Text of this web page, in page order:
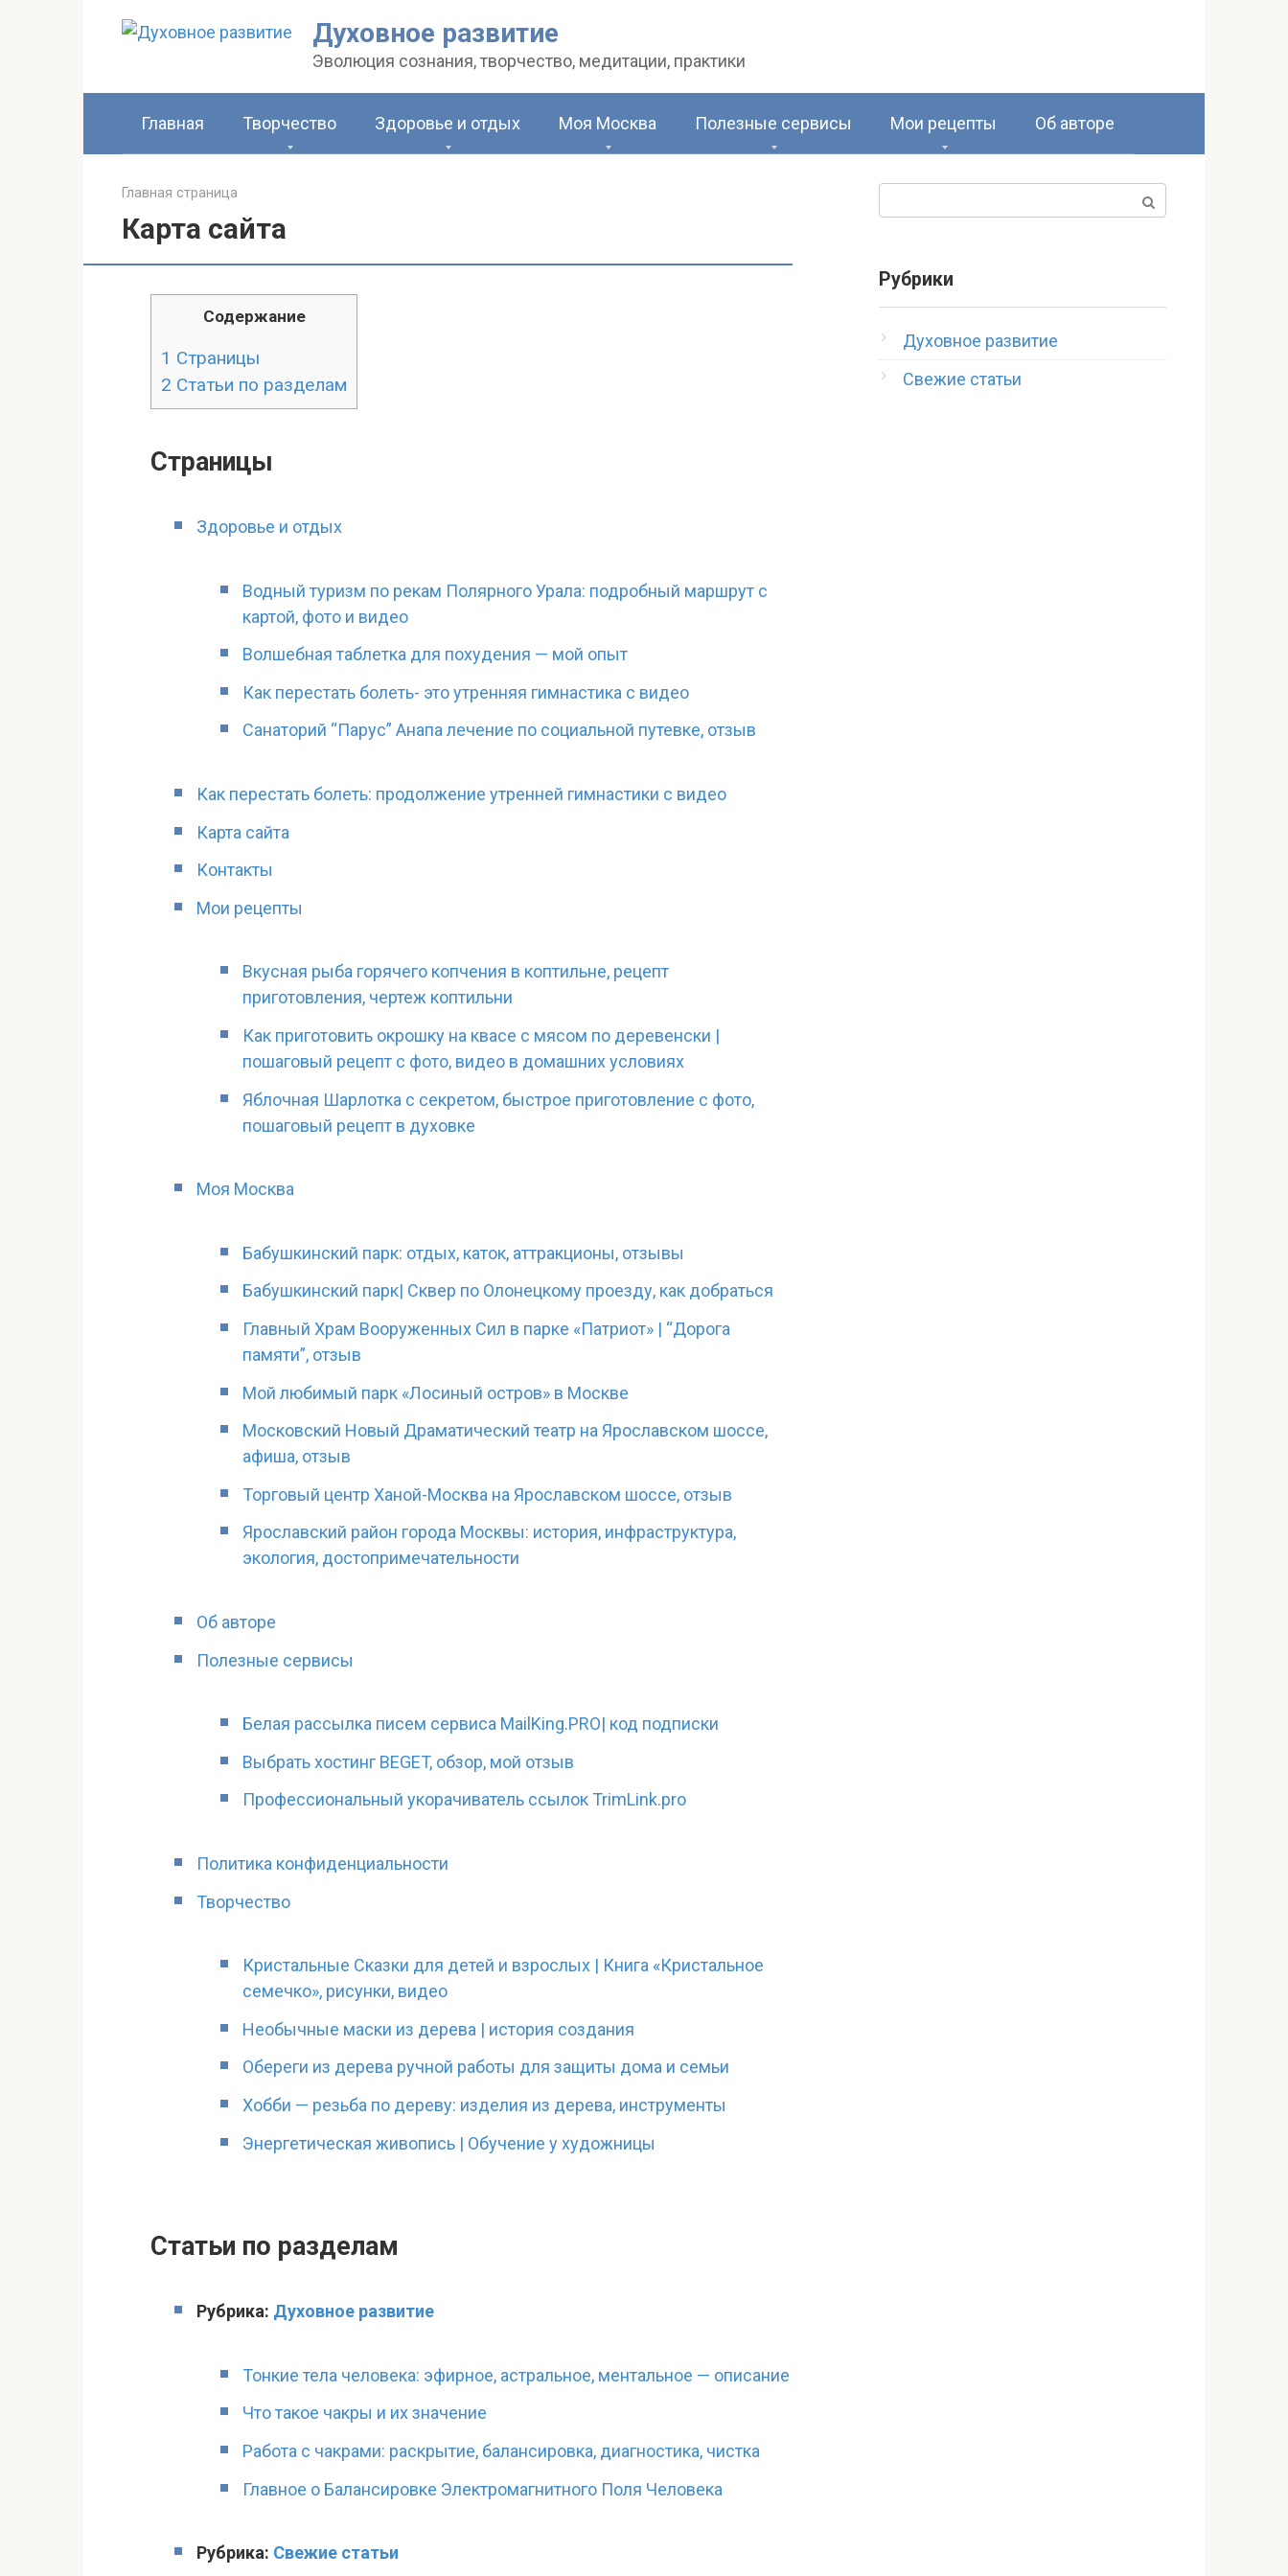
Духовное развитие
Эволюция сознания, творчество, медитации, практики
Главная Творчество Здоровье и отдых Моя Москва Полезные сервисы Мои рецепты Об авторе
Главная страница
Карта сайта
Содержание
1 Страницы
2 Статьи по разделам
Страницы
Здоровье и отдых
Водный туризм по рекам Полярного Урала: подробный маршрут с
картой, фото и видео
Волшебная таблетка для похудения — мой опыт
Как перестать болеть- это утренняя гимнастика с видео
Санаторий “Парус” Анапа лечение по социальной путевке, отзыв
Как перестать болеть: продолжение утренней гимнастики с видео
Карта сайта
Контакты
Мои рецепты
Вкусная рыба горячего копчения в коптильне, рецепт
приготовления, чертеж коптильни
Как приготовить окрошку на квасе с мясом по деревенски |
пошаговый рецепт с фото, видео в домашних условиях
Яблочная Шарлотка с секретом, быстрое приготовление с фото,
пошаговый рецепт в духовке
Моя Москва
Бабушкинский парк: отдых, каток, аттракционы, отзывы
Бабушкинский парк| Сквер по Олонецкому проезду, как добраться
Главный Храм Вооруженных Сил в парке «Патриот» | “Дорога
памяти”, отзыв
Мой любимый парк «Лосиный остров» в Москве
Московский Новый Драматический театр на Ярославском шоссе,
афиша, отзыв
Торговый центр Ханой-Москва на Ярославском шоссе, отзыв
Ярославский район города Москвы: история, инфраструктура,
экология, достопримечательности
Об авторе
Полезные сервисы
Белая рассылка писем сервиса MailKing.PRO| код подписки
Выбрать хостинг BEGET, обзор, мой отзыв
Профессиональный укорачиватель ссылок TrimLink.pro
Политика конфиденциальности
Творчество
Кристальные Сказки для детей и взрослых | Книга «Кристальное
семечко», рисунки, видео
Необычные маски из дерева | история создания
Обереги из дерева ручной работы для защиты дома и семьи
Хобби — резьба по дереву: изделия из дерева, инструменты
Энергетическая живопись | Обучение у художницы
Статьи по разделам
Рубрика: Духовное развитие
Тонкие тела человека: эфирное, астральное, ментальное — описание
Что такое чакры и их значение
Работа с чакрами: раскрытие, балансировка, диагностика, чистка
Главное о Балансировке Электромагнитного Поля Человека
Рубрика: Свежие статьи
Рубрики
Духовное развитие
Свежие статьи